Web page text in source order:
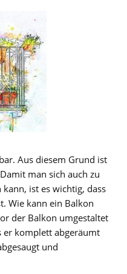
Aus diesem Grund ist
man sich auch zu
ist es wichtig, dass
Wie kann ein Balkon
der Balkon umgestaltet
er komplett abgeräumt
und